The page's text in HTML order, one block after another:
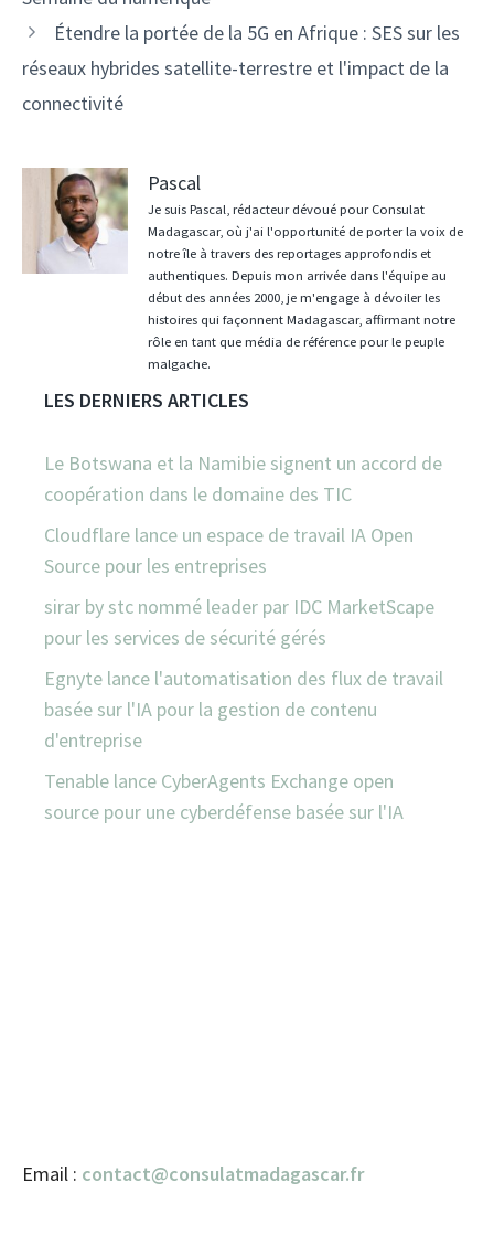
Étendre la portée de la 5G en Afrique : SES sur les
réseaux hybrides satellite-terrestre et l'impact de la
connectivité
Pascal
Je suis Pascal, rédacteur dévoué pour Consulat
Madagascar, où j'ai l'opportunité de porter la voix de
notre île à travers des reportages approfondis et
authentiques. Depuis mon arrivée dans l'équipe au
début des années 2000, je m'engage à dévoiler les
histoires qui façonnent Madagascar, affirmant notre
rôle en tant que média de référence pour le peuple
malgache.
LES DERNIERS ARTICLES
Le Botswana et la Namibie signent un accord de
coopération dans le domaine des TIC
Cloudflare lance un espace de travail IA Open
Source pour les entreprises
sirar by stc nommé leader par IDC MarketScape
pour les services de sécurité gérés
Egnyte lance l'automatisation des flux de travail
basée sur l'IA pour la gestion de contenu
d'entreprise
Tenable lance CyberAgents Exchange open
source pour une cyberdéfense basée sur l'IA
Email : contact@consulatmadagascar.fr